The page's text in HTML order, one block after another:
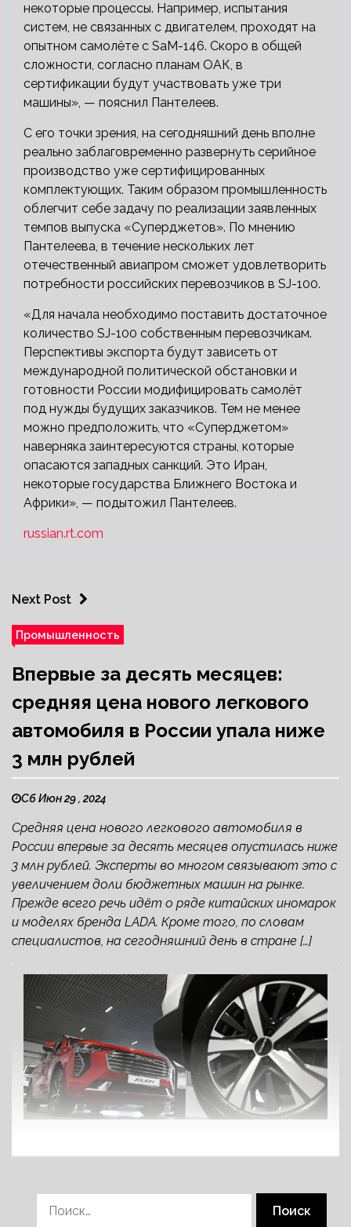
некоторые процессы. Например, испытания
систем, не связанных с двигателем, проходят на
опытном самолёте с SaM-146. Скоро в общей
сложности, согласно планам ОАК, в
сертификации будут участвовать уже три
машины», — пояснил Пантелеев.
С его точки зрения, на сегодняшний день вполне
реально заблаговременно развернуть серийное
производство уже сертифицированных
комплектующих. Таким образом промышленность
облегчит себе задачу по реализации заявленных
темпов выпуска «Суперджетов». По мнению
Пантелеева, в течение нескольких лет
отечественный авиапром сможет удовлетворить
потребности российских перевозчиков в SJ-100.
«Для начала необходимо поставить достаточное
количество SJ-100 собственным перевозчикам.
Перспективы экспорта будут зависеть от
международной политической обстановки и
готовности России модифицировать самолёт
под нужды будущих заказчиков. Тем не менее
можно предположить, что «Суперджетом»
наверняка заинтересуются страны, которые
опасаются западных санкций. Это Иран,
некоторые государства Ближнего Востока и
Африки», — подытожил Пантелеев.
russian.rt.com
Next Post
Промышленность
Впервые за десять месяцев:
средняя цена нового легкового
автомобиля в России упала ниже
3 млн рублей
Сб Июн 29 , 2024
Средняя цена нового легкового автомобиля в
России впервые за десять месяцев опустилась ниже
3 млн рублей. Эксперты во многом связывают это с
увеличением доли бюджетных машин на рынке.
Прежде всего речь идёт о ряде китайских иномарок
и моделях бренда LADA. Кроме того, по словам
специалистов, на сегодняшний день в стране […]